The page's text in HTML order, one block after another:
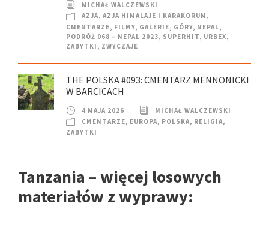
MICHAŁ WALCZEWSKI
AZJA, AZJA HIMALAJE I KARAKORUM ,
CMENTARZE, FILMY, GALERIE, GÓRY, NEPAL,
PODRÓŻ 068 – NEPAL 2023, SUPERHIT, URBEX,
ZABYTKI , ZWYCZAJE
THE POLSKA #093: CMENTARZ MENNONICKI
W BARCICACH
4 MAJA 2026
MICHAŁ WALCZEWSKI
CMENTARZE, EUROPA, POLSKA, RELIGIA,
ZABYTKI
Tanzania – więcej losowych
materiałów z wyprawy: